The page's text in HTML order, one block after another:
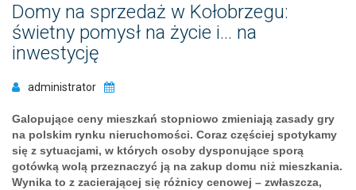
Domy na sprzedaż w Kołobrzegu:
świetny pomysł na życie i… na
inwestycję
administrator
Galopujące ceny mieszkań stopniowo zmieniają zasady gry
na polskim rynku nieruchomości. Coraz częściej spotykamy
się z sytuacjami, w których osoby dysponujące sporą
gotówką wolą przeznaczyć ją na zakup domu niż mieszkania.
Wynika to z zacierającej się różnicy cenowej – zwłaszcza,